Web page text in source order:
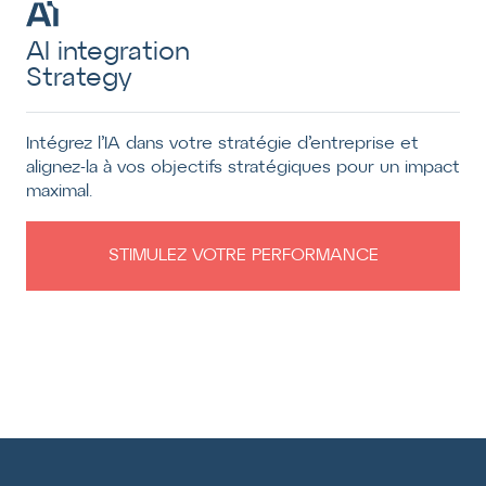
AI integration
Strategy
Intégrez l’IA dans votre stratégie d’entreprise et
alignez-la à vos objectifs stratégiques pour un impact
maximal.
STIMULEZ VOTRE PERFORMANCE